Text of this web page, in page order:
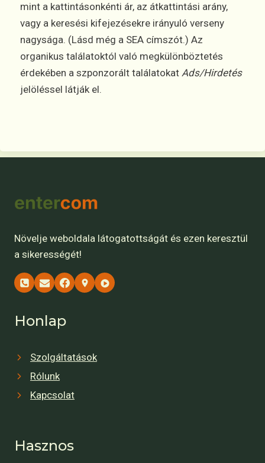
mint a kattintásonkénti ár, az átkattintási arány,
vagy a keresési kifejezésekre irányuló verseny
nagysága. (Lásd még a SEA címszót.) Az
organikus találatoktól való megkülönböztetés
érdekében a szponzorált találatokat Ads/Hirdetés
jelöléssel látják el.
Növelje weboldala látogatottságát és ezen keresztül
a sikerességét!
Honlap
Szolgáltatások
Rólunk
Kapcsolat
Hasznos